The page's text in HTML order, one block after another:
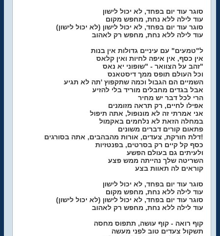
סוגר עוד יום בפחד, לא יכול לישון
עוד לילה ללא נחת, מחפש מקום
סוגר עוד יום בפחד, לא יכול לישון (לא יכול לישון)
עוד לילה ללא נחת, מחפש רק לאהוב
ל"טמעים" עם עיניים גדולות אין בנות
אין כסף, אין איפה לחיות ואין קלאס
זהב על הצוואר - "שופוני יא נאס"
וכל העולם תופס ממך דיסטאנס
השמיים הם הגבול וכמה שתקפוץ 'תה לא תגיע
אבל בגדים מחבלים מוריד בלי להזיע
הרי לכל דבר יש מחיר
אפילו לחיים, רק תראה מזומנים
אני אמרתי זה לא מונופול, אתה תיפול
במחלה הזאת לא נלחמים באקמול
פתאום קורים דברים משונים
דלת חורקת, צעדים, אורות מהבהבים, אתה בסורגים!
כסף קל קיים רק בסרטים, בפנטזיות
ולעיתים גם בעולם הפשע
השריטה שלך נהייתה ממש פצע
קוראים לה תאוות בצע
סוגר עוד יום בפחד, לא יכול לישון
עוד לילה ללא נחת, מחפש מקום
סוגר עוד יום בפחד, לא יכול לישון (לא יכול לישון)
עוד לילה ללא נחת, מחפש רק לאהוב
קוף רואה - קוף עושה, תתפוס מחסה
תשקול צעדים טוב לפני מעשה